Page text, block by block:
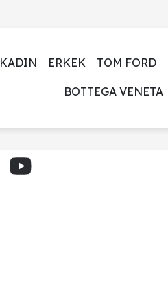
KADIN ERKEK TOM FORD
BOTTEGA VENETA